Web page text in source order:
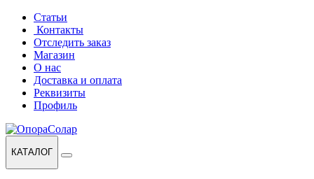
Перейти
навигации
Перейти
содержанию
Статьи
Контакты
Отследить заказ
Магазин
О нас
Доставка и оплата
Реквизиты
Профиль
КАТАЛОГ